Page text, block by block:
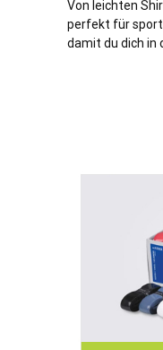
Von leichten
perfekt für
damit du dich in